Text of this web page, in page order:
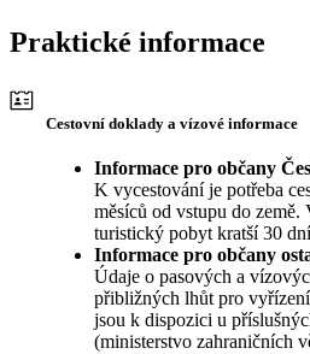
Praktické informace
Cestovní doklady a vízové informace
Informace pro občany
K vycestování je potřeba
měsíců od vstupu do
turistický pobyt kratší 30
Informace pro občany
Údaje o pasových a
přibližných lhůt pro
jsou k dispozici u
(ministerstvo zahraničních